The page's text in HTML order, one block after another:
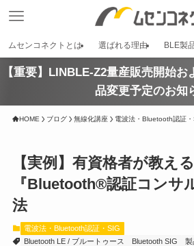
ムセンコネクトとは 選ばれる理由 BLE製
【重要】LINBLE-Z2量産販売開始
品変更予定のお知
HOME ブログ 無線化講座 電波法・Bluetooth認証
【実例】有資格者が教え
『Bluetooth®認証コンサ
法
電波法・Bluetooth認証・SIG
Bluetooth LE / ブルートゥース
Bluetooth SIG
製